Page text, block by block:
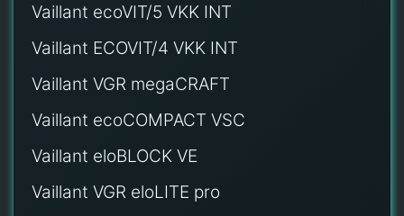
Vaillant ecoVIT/5 VKK INT
Vaillant ECOVIT/4 VKK INT
Vaillant VGR megaCRAFT
Vaillant ecoCOMPACT VSC
Vaillant eloBLOCK VE
Vaillant VGR eloLITE pro